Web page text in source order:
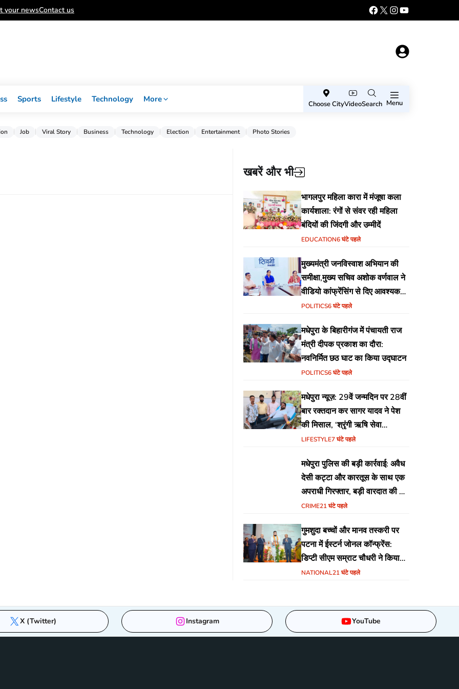
your newsContact us
Sports Lifestyle Technology More
Choose CityVideoSearch Menu
Job Viral Story Business Technology Election Entertainment Photo Stories
खबरें और भी
भागलपुर महिला कारा में मंजूषा कला
कार्यशाला: रंगों से संवर रही महिला
बंदियों की जिंदगी और उम्मीदें
EDUCATION6 घंटे पहले
मुख्यमंत्री जनविस्वाश अभियान की
समीक्षा,मुख्य सचिव अशोक वर्णवाल ने
वीडियो कांफ्रेंसिंग से दिए आवश्यक
निर्देश
POLITICS6 घंटे पहले
मधेपुरा के बिहारीगंज में पंचायती राज
मंत्री दीपक प्रकाश का दौरा:
नवनिर्मित छठ घाट का किया उद्घाटन
POLITICS6 घंटे पहले
मधेपुरा न्यूज़: 29वें जन्मदिन पर 28वीं
बार रक्तदान कर सागर यादव ने पेश
की मिसाल, ‘श्रृंगी ऋषि सेवा
फाउंडेशन’ की अनूठी पहल
LIFESTYLE7 घंटे पहले
मधेपुरा पुलिस की बड़ी कार्रवाई: अवैध
देसी कट्टा और कारतूस के साथ एक
अपराधी गिरफ्तार, बड़ी वारदात की थी
योजना
CRIME21 घंटे पहले
गुमशुदा बच्चों और मानव तस्करी पर
पटना में ईस्टर्न जोनल कॉन्फ्रेंस:
डिप्टी सीएम सम्राट चौधरी ने किया
उद्घाटन, अंतर्राज्यीय समन्वय पर जोर
NATIONAL21 घंटे पहले
X (Twitter) Instagram YouTube